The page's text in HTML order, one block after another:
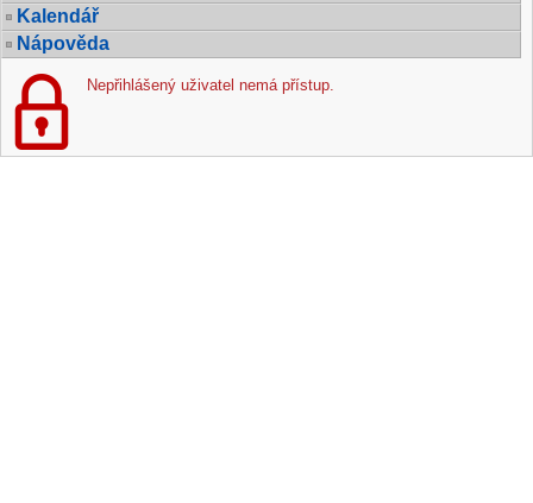
Kalendář
Nápověda
Nepřihlášený uživatel nemá přístup.